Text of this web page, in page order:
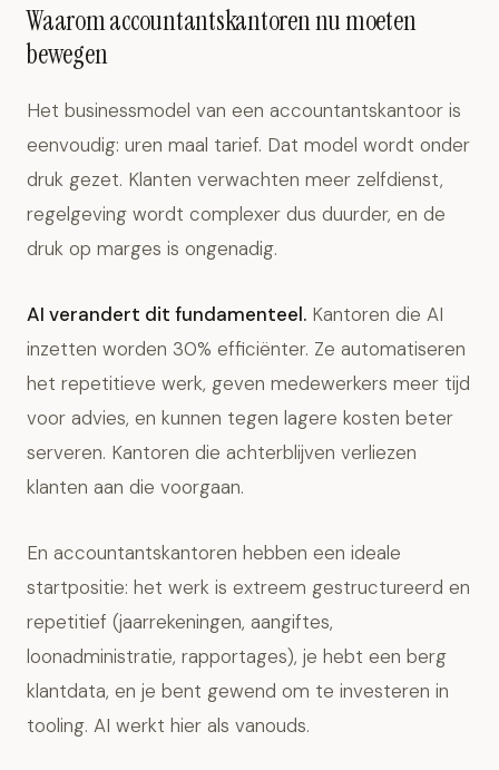
Waarom accountantskantoren nu moeten
bewegen
Het businessmodel van een accountantskantoor is
eenvoudig: uren maal tarief. Dat model wordt onder
druk gezet. Klanten verwachten meer zelfdienst,
regelgeving wordt complexer dus duurder, en de
druk op marges is ongenadig.
AI verandert dit fundamenteel. Kantoren die AI
inzetten worden 30% efficiënter. Ze automatiseren
het repetitieve werk, geven medewerkers meer tijd
voor advies, en kunnen tegen lagere kosten beter
serveren. Kantoren die achterblijven verliezen
klanten aan die voorgaan.
En accountantskantoren hebben een ideale
startpositie: het werk is extreem gestructureerd en
repetitief (jaarrekeningen, aangiftes,
loonadministratie, rapportages), je hebt een berg
klantdata, en je bent gewend om te investeren in
tooling. AI werkt hier als vanouds.